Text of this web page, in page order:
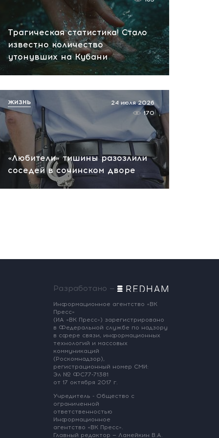
Сейчас! Поставки для ВСУ
сорваны: поражены три
сухогруза и судно в порту
Николаева
сегодня, 09:18
Трагическая статистика! Стало
известно количество
утонувших на Кубани
«Любители» тишины разозлили
соседей в сочинском дворе
24 июля 2026
170
ЖИЗНЬ
Разработано —
Информационное агентство «ВК
Пресс»
(ИА «ВК Пресс») зарегистрировано
в Федеральной службе по надзору
в сфере связи, информационных
технологий и массовых
коммуникаций
(Роскомнадзор),
регистрационный номер СМИ:
Эл № ФС77-71381
от 17 октября 2017 г.
Учредитель - Общество с
ограниченной
ответственностью
Информационное
агентство «ВК Пресс».
Главный редактор — Ламейкин В.А.